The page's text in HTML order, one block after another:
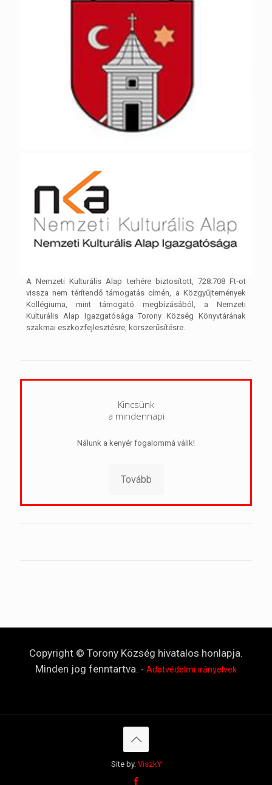
A Nemzeti Kulturális Alap terhére biztosított, 728.708 Ft-ot
vissza nem térítendő támogatás címén, a Közgyűjtemények
Kollégiuma, mint támogató megbízásából, a Nemzeti
Kulturális Alap Igazgatósága Torony Község Könyvtárának
szakmai eszközfejlesztésre, korszerűsítésre.
Kincsünk
a mindennapi
Nálunk a kenyér fogalommá válik!
Tovább
Copyright © Torony Község hivatalos honlapja.
Minden jog fenntartva. - Adatvédelmi irányelvek
Site by. ViszkY